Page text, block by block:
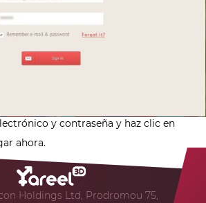
y contraseña y haz clic en
ahora.
Holdings Ltd, Prodromou 75,